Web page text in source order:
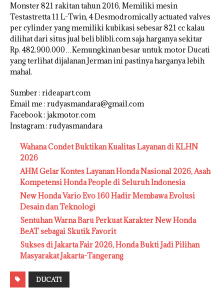
Monster 821 rakitan tahun 2016, Memiliki mesin
Testastretta 11 L-Twin, 4 Desmodromically actuated valves
per cylinder yang memiliki kubikasi sebesar 821 cc kalau
dilihat dari situs jual beli blibli.com saja harganya sekitar
Rp. 482.900.000…Kemungkinan besar untuk motor Ducati
yang terlihat dijalanan Jerman ini pastinya harganya lebih
mahal.
Sumber : rideapart.com
Email me : rudyasmandara@gmail.com
Facebook : jakmotor.com
Instagram : rudyasmandara
Wahana Condet Buktikan Kualitas Layanan di KLHN
2026
AHM Gelar Kontes Layanan Honda Nasional 2026, Asah
Kompetensi Honda People di Seluruh Indonesia
New Honda Vario Evo 160 Hadir Membawa Evolusi
Desain dan Teknologi
Sentuhan Warna Baru Perkuat Karakter New Honda
BeAT sebagai Skutik Favorit
Sukses di Jakarta Fair 2026, Honda Bukti Jadi Pilihan
Masyarakat Jakarta-Tangerang
DUCATI